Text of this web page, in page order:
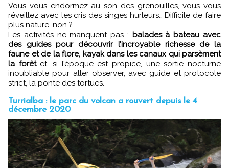
Vous vous endormez au son des grenouilles, vous vous
réveillez avec les cris des singes hurleurs… Difficile de faire
plus nature, non ?
Les activités ne manquent pas : balades à bateau avec
des guides pour découvrir l’incroyable richesse de la
faune et de la flore, kayak dans les canaux qui parsèment
la forêtet, si l’époque est propice, une sortie nocturne
inoubliable pour aller observer, avec guide et protocole
strict, la ponte des tortues.
Turrialba : le parc du volcan a rouvert depuis le 4
décembre 2020